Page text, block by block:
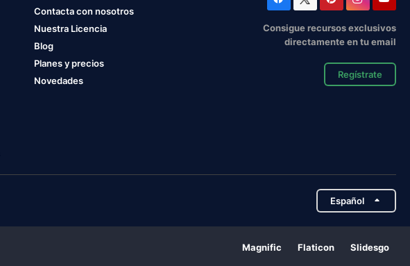
Contacta con nosotros
Nuestra Licencia
Blog
Planes y precios
Novedades
Consigue recursos exclusivos
directamente en tu email
Regístrate
Español
Magnific Flaticon Slidesgo